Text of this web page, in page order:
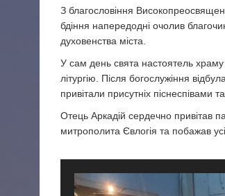
З благословіння
бдіння напередодні очолив
духовенства міста.
У сам день свята настоятель
літургію. Після богослужіння
привітали присутніх
Отець Аркадій сердечно привітав
митрополита Євлогія та побажав